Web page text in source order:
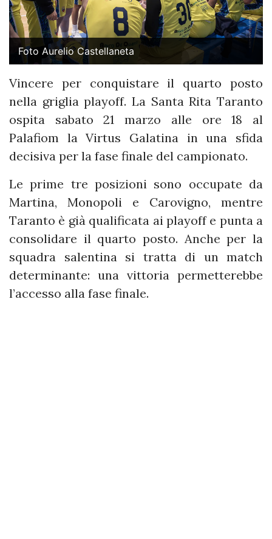
Foto Aurelio Castellaneta
Vincere per conquistare il quarto posto
nella griglia playoff. La Santa Rita Taranto
ospita sabato 21 marzo alle ore 18 al
Palafiom la Virtus Galatina in una sfida
decisiva per la fase finale del campionato.
Le prime tre posizioni sono occupate da
Martina, Monopoli e Carovigno, mentre
Taranto è già qualificata ai playoff e punta a
consolidare il quarto posto. Anche per la
squadra salentina si tratta di un match
determinante: una vittoria permetterebbe
l’accesso alla fase finale.